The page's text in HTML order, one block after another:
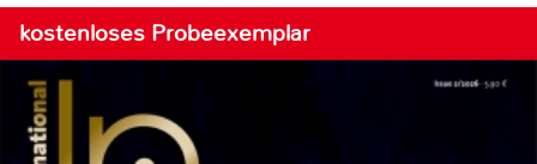
kostenloses Probeexemplar